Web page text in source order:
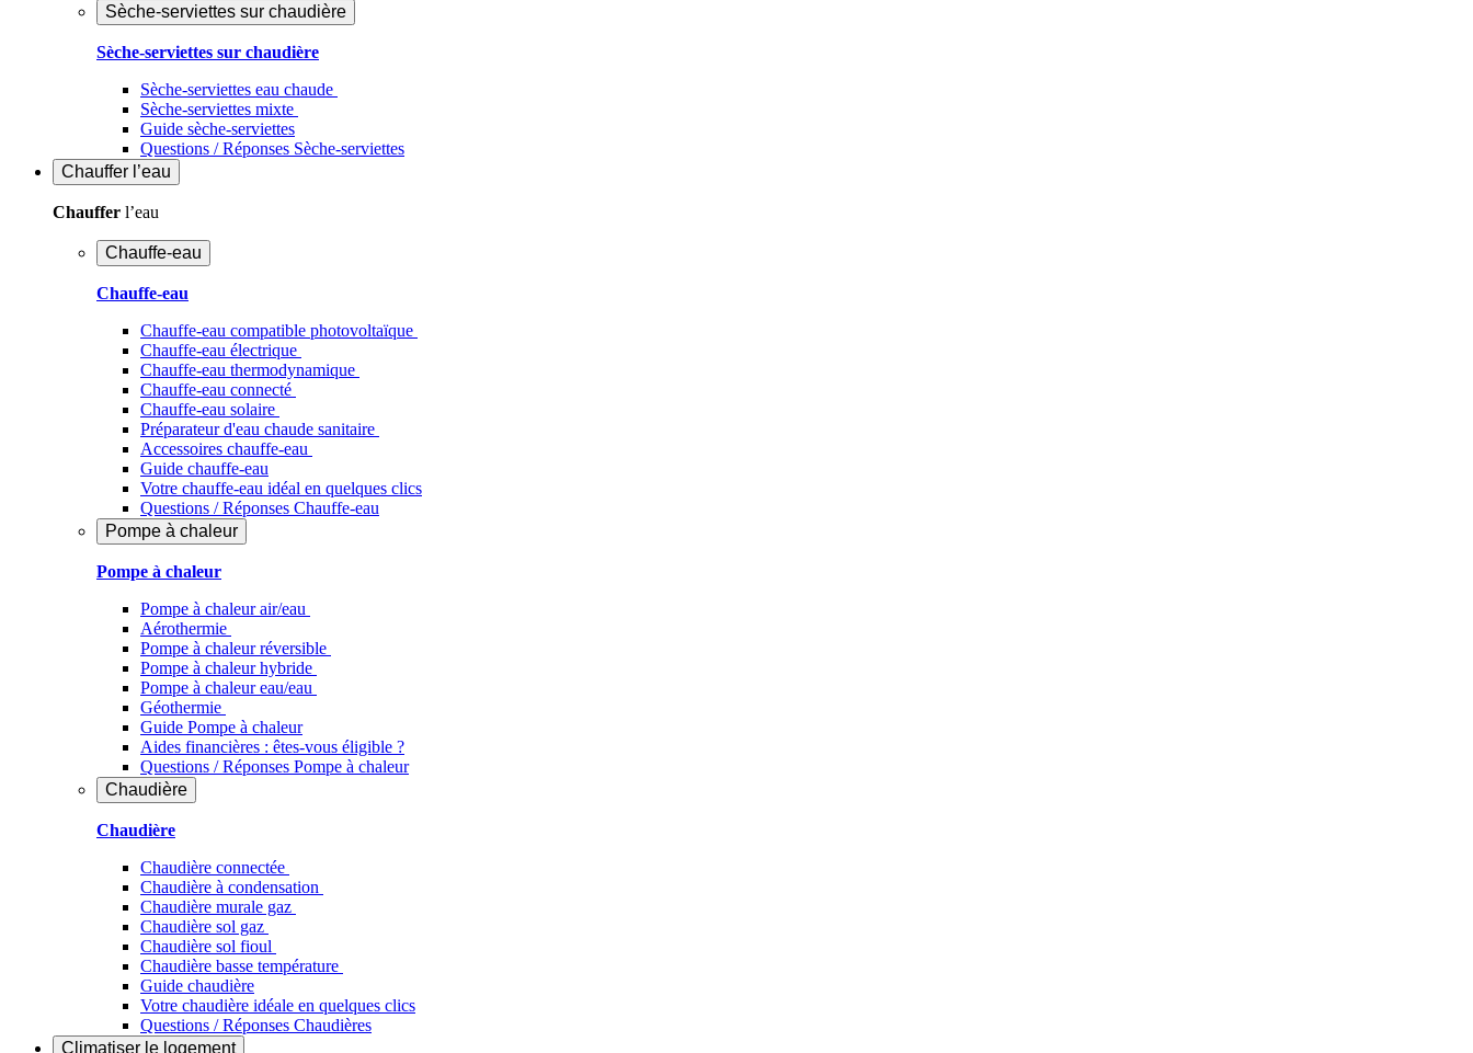
Sèche-serviettes sur chaudière
Sèche-serviettes sur chaudière
Sèche-serviettes eau chaude
Sèche-serviettes mixte
Guide sèche-serviettes
Questions / Réponses Sèche-serviettes
Chauffer l’eau
Chauffer l’eau
Chauffe-eau
Chauffe-eau
Chauffe-eau compatible photovoltaïque
Chauffe-eau électrique
Chauffe-eau thermodynamique
Chauffe-eau connecté
Chauffe-eau solaire
Préparateur d'eau chaude sanitaire
Accessoires chauffe-eau
Guide chauffe-eau
Votre chauffe-eau idéal en quelques clics
Questions / Réponses Chauffe-eau
Pompe à chaleur
Pompe à chaleur
Pompe à chaleur air/eau
Aérothermie
Pompe à chaleur réversible
Pompe à chaleur hybride
Pompe à chaleur​ eau/eau
Géothermie
Guide Pompe à chaleur
Aides financières : êtes-vous éligible ?
Questions / Réponses Pompe à chaleur
Chaudière
Chaudière
Chaudière connectée
Chaudière à condensation
Chaudière murale gaz
Chaudière sol gaz
Chaudière sol fioul
Chaudière basse température
Guide chaudière
Votre chaudière idéale en quelques clics
Questions / Réponses Chaudières
Climatiser le logement